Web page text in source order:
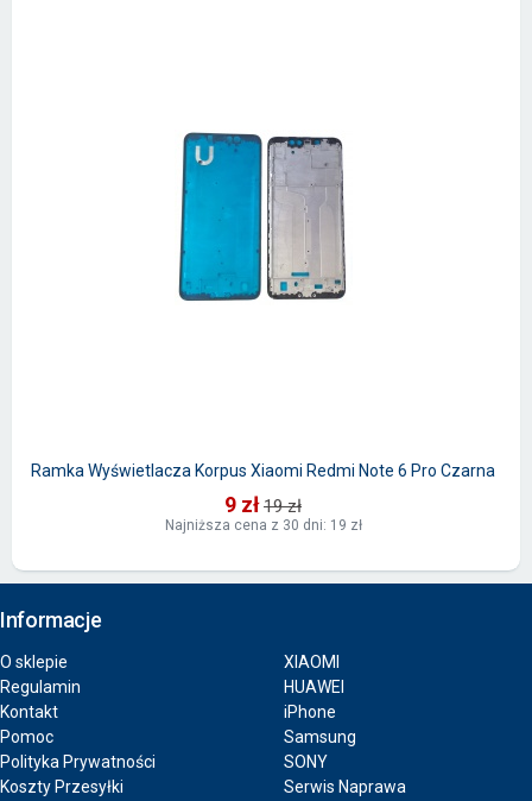
Ramka Wyświetlacza Korpus Xiaomi Redmi Note 6 Pro Czarna
9 zł19 zł
Najniższa cena z 30 dni: 19 zł
Informacje
O sklepie
Regulamin
Kontakt
Pomoc
Polityka Prywatności
Koszty Przesyłki
XIAOMI
HUAWEI
iPhone
Samsung
SONY
Serwis Naprawa